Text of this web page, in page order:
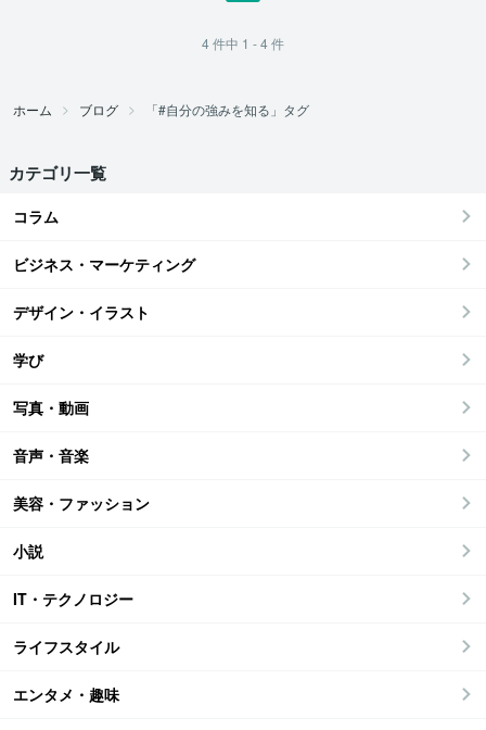
4件中 1 - 4件
ホーム ブログ 「#自分の強みを知る」タグ
カテゴリ一覧
コラム
ビジネス・マーケティング
デザイン・イラスト
学び
写真・動画
音声・音楽
美容・ファッション
小説
IT・テクノロジー
ライフスタイル
エンタメ・趣味